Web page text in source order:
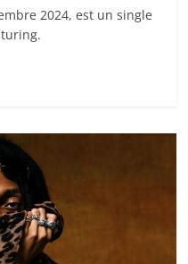
2024, est un single